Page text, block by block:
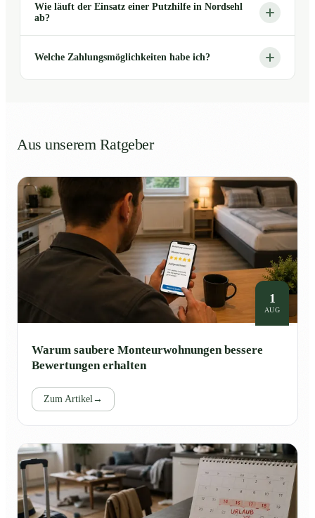
Wie läuft der Einsatz einer Putzhilfe in Nordsehl
ab?
Welche Zahlungsmöglichkeiten habe ich?
Aus unserem Ratgeber
1
AUG
Warum saubere Monteurwohnungen bessere
Bewertungen erhalten
Zum Artikel →